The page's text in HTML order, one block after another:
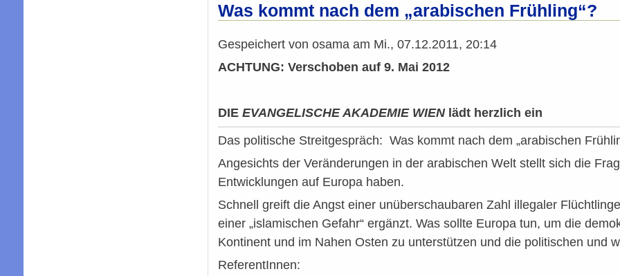
Was kommt nach dem „arabischen Frühling“?
Gespeichert von osamaam Mi., 07.12.2011, 20:14
ACHTUNG: Verschoben auf 9. Mai 2012
DIE EVANGELISCHE AKADEMIE WIEN lädt herzlich ein
Das politische Streitgespräch: Was kommt nach dem „arabischen
Angesichts der Veränderungen in der arabischen Welt stellt sich die
Entwicklungen auf Europa haben.
Schnell greift die Angst einer unüberschaubaren Zahl illegaler
einer „islamischen Gefahr“ ergänzt. Was sollte Europa tun, um die
Kontinent und im Nahen Osten zu unterstützen und die politischen und
ReferentInnen: